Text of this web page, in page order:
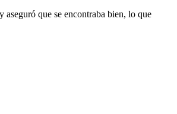
que se encontraba bien, lo que